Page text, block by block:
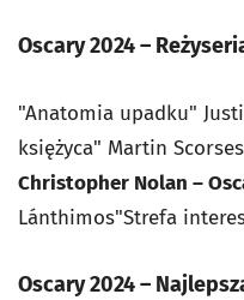
Oscary 2024 –
"Anatomia upadku"
księżyca" Martin
Christopher Nolan –
Lánthimos"Strefa
Oscary 2024 –